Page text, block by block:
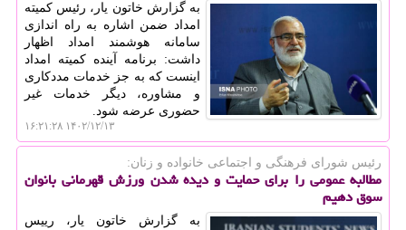
به گزارش خاتون یار، رئیس کمیته
امداد ضمن اشاره به راه اندازی
سامانه هوشمند امداد اظهار
داشت: برنامه آینده کمیته امداد
اینست که به جز خدمات مددکاری
و مشاوره، دیگر خدمات غیر
حضوری عرضه شود.
۱۴۰۲/۱۲/۱۳ ۱۶:۲۱:۲۸
رئیس شورای فرهنگی و اجتماعی خانواده و زنان:
مطالبه عمومی را برای حمایت و دیده شدن ورزش قهرمانی بانوان
سوق دهیم
به گزارش خاتون یار، رییس